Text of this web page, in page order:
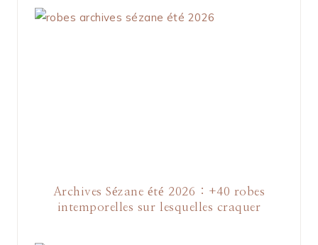
Archives Sézane été 2026 : +40 robes
intemporelles sur lesquelles craquer